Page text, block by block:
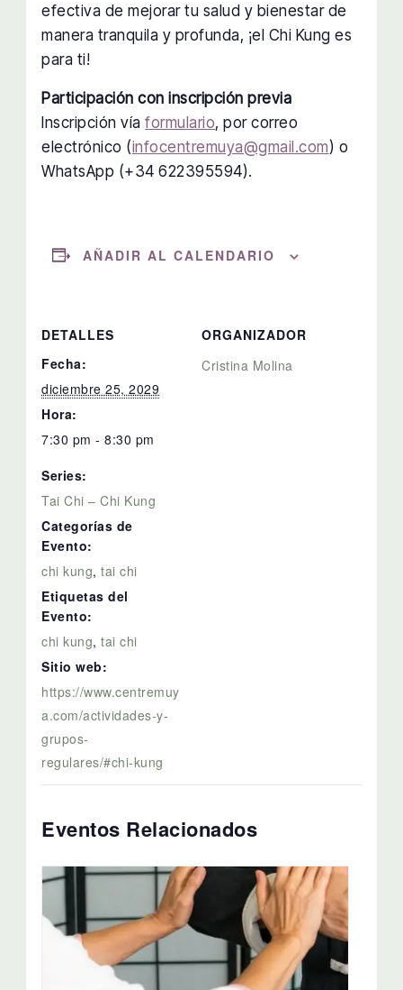
efectiva de mejorar tu salud y bienestar de
manera tranquila y profunda, ¡el Chi Kung es
para ti!
Participación con inscripción previa
Inscripción víaformulario, por correo
electrónico (infocentremuya@gmail.com) o
WhatsApp (+34 622395594).
AÑADIR AL CALENDARIO
DETALLES
Fecha:
diciembre 25, 2029
Hora:
7:30 pm - 8:30 pm
Series:
Tai Chi – Chi Kung
Categorías de
Evento:
chi kung,tai chi
Etiquetas del
Evento:
chi kung,tai chi
Sitio web:
https://www.centremuy
a.com/actividades-y-
grupos-
regulares/#chi-kung
ORGANIZADOR
Cristina Molina
Eventos Relacionados